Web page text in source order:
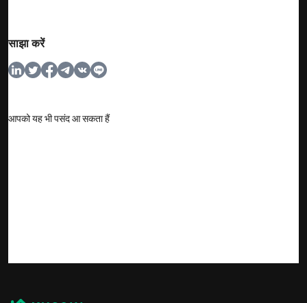
साझा करें
आपको यह भी पसंद आ सकता हैं